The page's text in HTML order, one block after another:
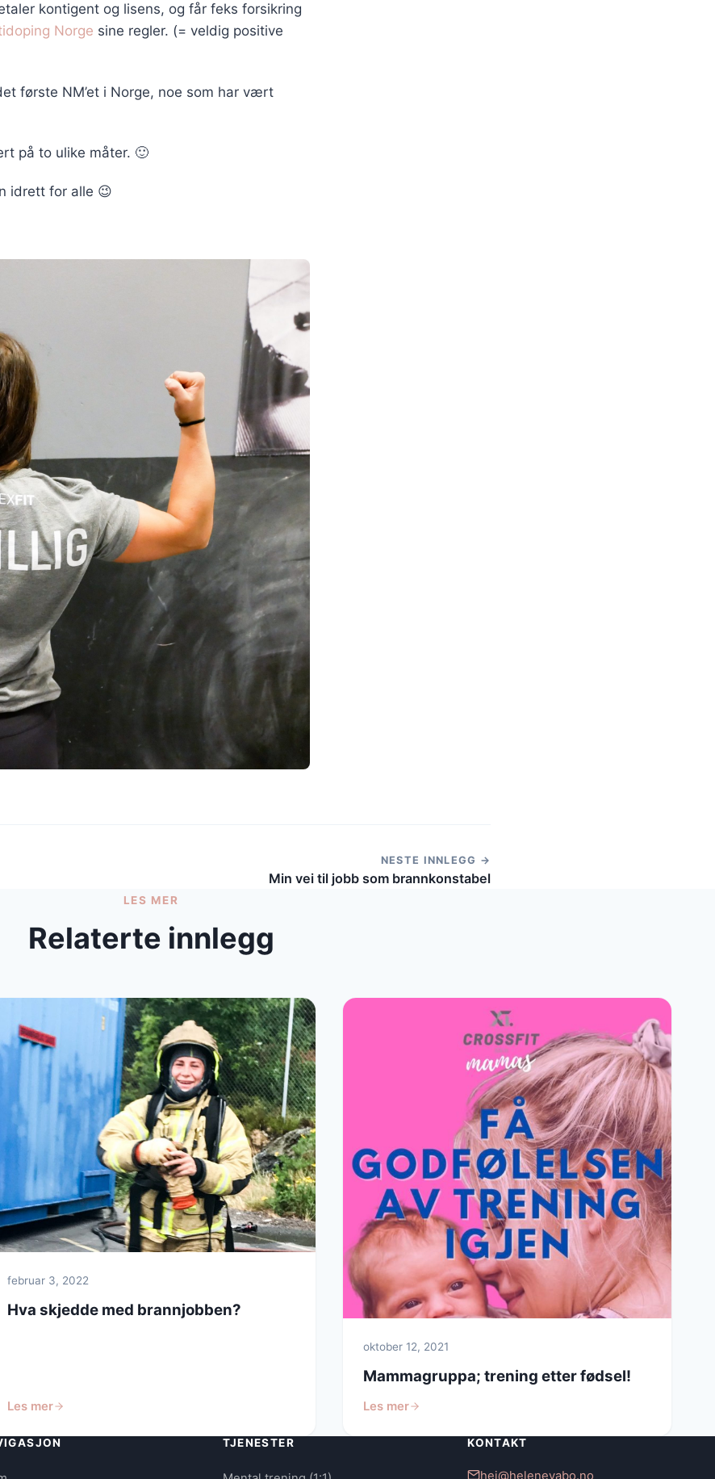
kontigent og lisens, og får feks forsikring
Norge sine regler. (= veldig positive
første NM’et i Norge, noe som har vært
på to ulike måter. 🙂
idrett for alle 😉
NESTE INNLEGG →
Min vei til jobb som brannkonstabel
LES MER
Relaterte innlegg
februar 3, 2022
Hva skjedde med brannjobben?
Les mer
oktober 12, 2021
Mammagruppa; trening etter fødsel!
Les mer
TJENESTER KONTAKT